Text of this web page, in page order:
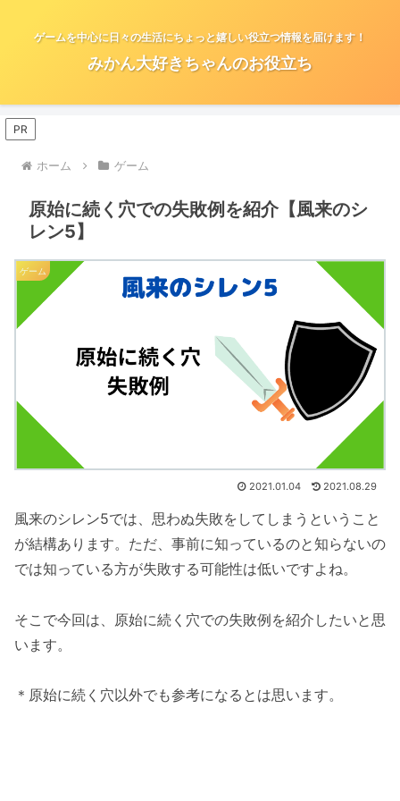
ゲームを中心に日々の生活にちょっと嬉しい役立つ情報を届けます！
みかん大好きちゃんのお役立ち
PR
ホーム ゲーム
原始に続く穴での失敗例を紹介【風来のシ
レン5】
ゲーム
2021.01.04 2021.08.29
風来のシレン5では、思わぬ失敗をしてしまうということ
が結構あります。ただ、事前に知っているのと知らないの
では知っている方が失敗する可能性は低いですよね。
そこで今回は、原始に続く穴での失敗例を紹介したいと思
います。
＊原始に続く穴以外でも参考になるとは思います。